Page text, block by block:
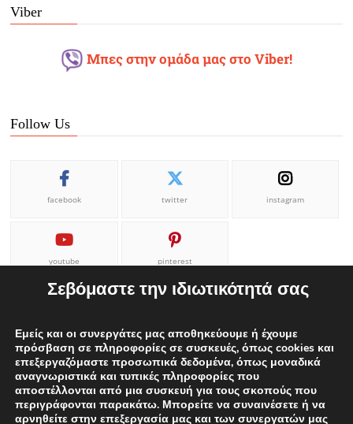
Viber
Μπες στην ομάδα μας στο Viber!
Follow Us
facebook twitter instagram
youtube pinterest
ΕΠΙΚΟΙΝΩΝΙΑ ΟΡΟΙ ΧΡΗΣΗΣ
Η ΟΜΑΔΑ ΜΑΣ
ΔΙΑΦΗΜΙΣΕΙΣ
Σεβόμαστε την ιδιωτικότητά σας
Εμείς και οι συνεργάτες μας αποθηκεύουμε ή έχουμε
πρόσβαση σε πληροφορίες σε συσκευές, όπως cookies και
επεξεργαζόμαστε προσωπικά δεδομένα, όπως μοναδικά
αναγνωριστικά και τυπικές πληροφορίες που
αποστέλλονται από μια συσκευή για τους σκοπούς που
περιγράφονται παρακάτω. Μπορείτε να συναινέσετε ή να
αρνηθείτε στην επεξεργασία μας και των συνεργατών μας